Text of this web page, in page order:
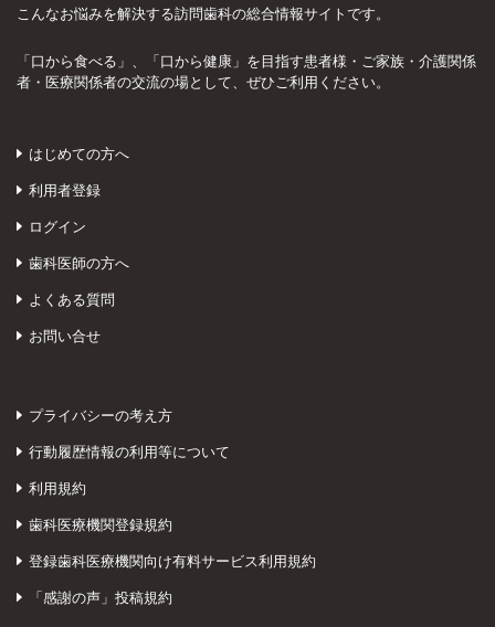
こんなお悩みを解決する訪問歯科の総合情報サイトです。
「口から食べる」、「口から健康」を目指す患者様・ご家族・介護関係
者・医療関係者の交流の場として、ぜひご利用ください。
はじめての方へ
利用者登録
ログイン
歯科医師の方へ
よくある質問
お問い合せ
プライバシーの考え方
行動履歴情報の利用等について
利用規約
歯科医療機関登録規約
登録歯科医療機関向け有料サービス利用規約
「感謝の声」投稿規約